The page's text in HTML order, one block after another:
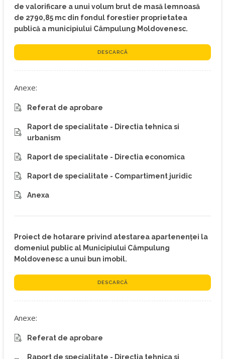
de valorificare a unui volum brut de masă lemnoasă
de 2790,85 mc din fondul forestier proprietatea
publică a municipiului Câmpulung Moldovenesc.
DESCARCĂ
Anexe:
Referat de aprobare
Raport de specialitate - Directia tehnica si
urbanism
Raport de specialitate - Directia economica
Raport de specialitate - Compartiment juridic
Anexa
Proiect de hotarare privind atestarea apartenenței la
domeniul public al Municipiului Câmpulung
Moldovenesc a unui bun imobil.
DESCARCĂ
Anexe:
Referat de aprobare
Raport de specialitate - Directia tehnica si